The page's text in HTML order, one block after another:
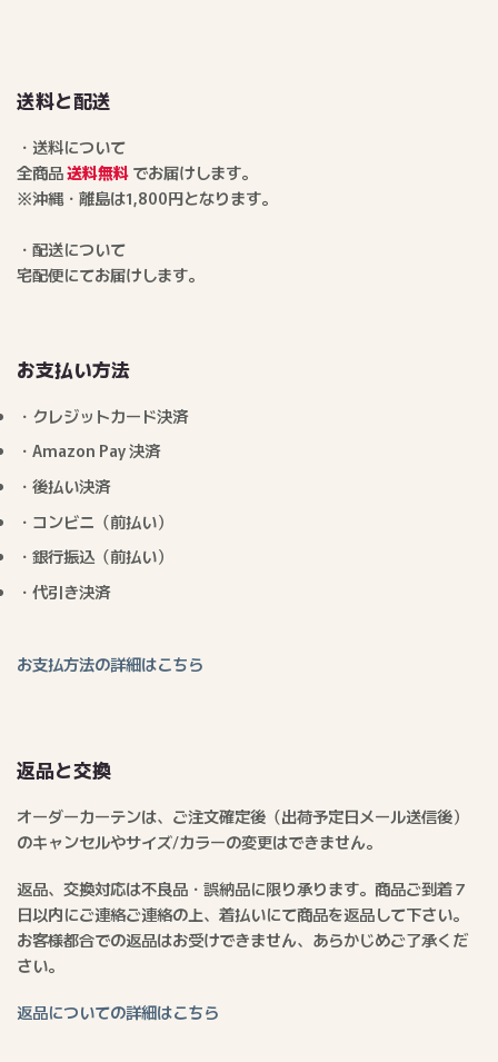
送料と配送
・送料について
全商品送料無料でお届けします。
※沖縄・離島は1,800円となります。
・配送について
宅配便にてお届けします。
お支払い方法
・クレジットカード決済
・Amazon Pay 決済
・後払い決済
・コンビニ（前払い）
・銀行振込（前払い）
・代引き決済
お支払方法の詳細はこちら
返品と交換
オーダーカーテンは、ご注文確定後（出荷予定日メール送信後）
のキャンセルやサイズ/カラーの変更はできません。
返品、交換対応は不良品・誤納品に限り承ります。商品ご到着７
日以内にご連絡ご連絡の上、着払いにて商品を返品して下さい。
お客様都合での返品はお受けできません、あらかじめご了承くだ
さい。
返品についての詳細はこちら